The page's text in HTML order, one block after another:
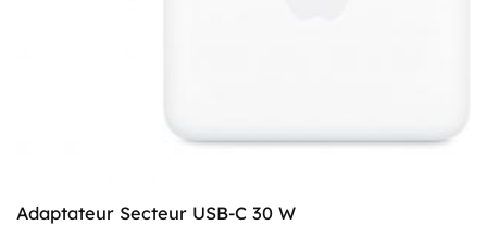
Adaptateur Secteur USB-C 30 W